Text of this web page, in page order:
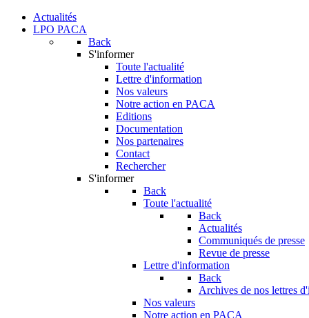
Actualités
LPO PACA
Back
S'informer
Toute l'actualité
Lettre d'information
Nos valeurs
Notre action en PACA
Editions
Documentation
Nos partenaires
Contact
Rechercher
S'informer
Back
Toute l'actualité
Back
Actualités
Communiqués de presse
Revue de presse
Lettre d'information
Back
Archives de nos lettres
Nos valeurs
Notre action en PACA